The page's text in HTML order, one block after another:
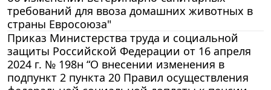
требований для ввоза домашних животных в
страны Евросоюза"
Приказ Министерства труда и социальной
защиты Российской Федерации от 16 апреля
2024 г. № 198н “О внесении изменения в
подпункт 2 пункта 20 Правил осуществления